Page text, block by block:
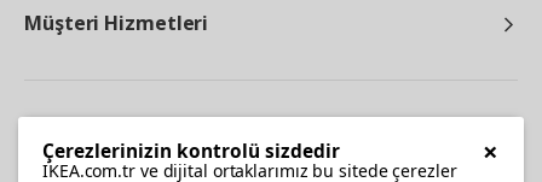
Müşteri Hizmetleri
×
Çerezlerinizin kontrolü sizdedir
IKEA.com.tr ve dijital ortaklarımız bu sitede çerezler